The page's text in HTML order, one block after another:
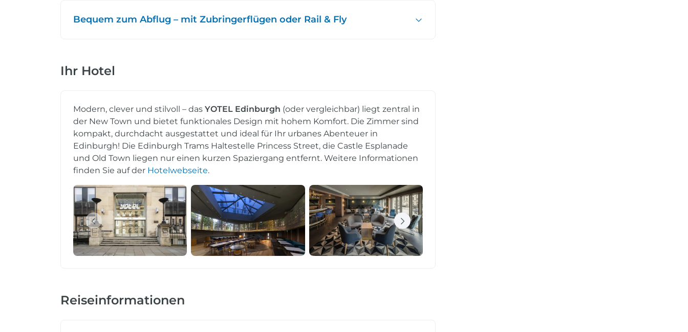
Bequem zum Abflug – mit Zubringerflügen oder Rail & Fly
Ihr Hotel
Modern, clever und stilvoll – das YOTEL Edinburgh (oder vergleichbar) liegt zentral in
der New Town und bietet funktionales Design mit hohem Komfort. Die Zimmer sind
kompakt, durchdacht ausgestattet und ideal für Ihr urbanes Abenteuer in
Edinburgh! Die Edinburgh Trams Haltestelle Princess Street, die Castle Esplanade
und Old Town liegen nur einen kurzen Spaziergang entfernt. Weitere Informationen
finden Sie auf der Hotelwebseite.
Reiseinformationen